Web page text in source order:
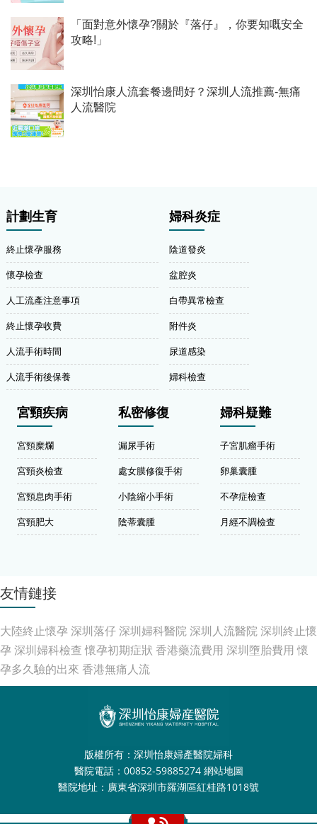
「面對意外懷孕?關於『落仔』，你要知嘅安全
攻略!」
深圳怡康人流套餐邊間好？深圳人流推薦-無痛
人流醫院
計劃生育
終止懷孕服務
懷孕檢查
人工流產注意事項
終止懷孕收費
人流手術時間
人流手術後保養
婦科炎症
陰道發炎
盆腔炎
白帶異常檢查
附件炎
尿道感染
婦科檢查
宮頸疾病
宮頸糜爛
宮頸炎檢查
宮頸息肉手術
宮頸肥大
私密修復
漏尿手術
處女膜修復手術
小陰縮小手術
陰蒂囊腫
婦科疑難
子宮肌瘤手術
卵巢囊腫
不孕症檢查
月經不調檢查
友情鏈接
大陸終止懷孕 深圳落仔深圳婦科醫院深圳人流醫院深圳終止懷
孕 深圳婦科檢查 懷孕初期症狀 香港藥流費用 深圳墮胎費用 懷
孕多久驗的出來 香港無痛人流
版權所有：深圳怡康婦產醫院婦科
醫院電話：00852-59885274 網站地圖
醫院地址：廣東省深圳市羅湖區紅桂路1018號